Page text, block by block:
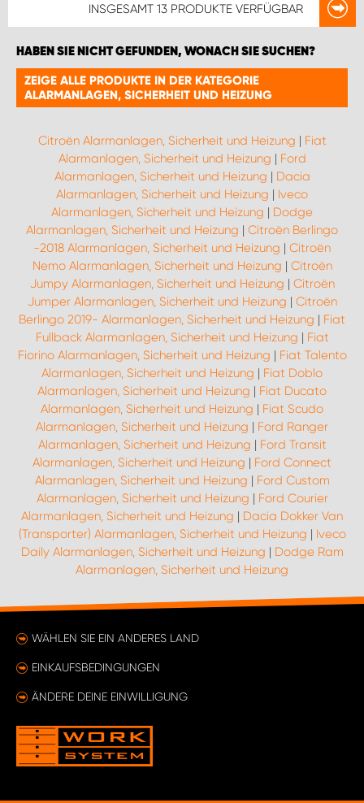
INSGESAMT 13 PRODUKTE VERFÜGBAR
HABEN SIE NICHT GEFUNDEN, WONACH SIE SUCHEN?
ZEIGE ALLE PRODUKTE IN DER KATEGORIE
ALARMANLAGEN, SICHERHEIT UND HEIZUNG
Citroën Alarmanlagen, Sicherheit und Heizung | Fiat
Alarmanlagen, Sicherheit und Heizung | Ford
Alarmanlagen, Sicherheit und Heizung | Dacia
Alarmanlagen, Sicherheit und Heizung | Iveco
Alarmanlagen, Sicherheit und Heizung | Dodge
Alarmanlagen, Sicherheit und Heizung | Citroën Berlingo
-2018 Alarmanlagen, Sicherheit und Heizung | Citroën
Nemo Alarmanlagen, Sicherheit und Heizung | Citroën
Jumpy Alarmanlagen, Sicherheit und Heizung | Citroën
Jumper Alarmanlagen, Sicherheit und Heizung | Citroën
Berlingo 2019- Alarmanlagen, Sicherheit und Heizung | Fiat
Fullback Alarmanlagen, Sicherheit und Heizung | Fiat
Fiorino Alarmanlagen, Sicherheit und Heizung | Fiat Talento
Alarmanlagen, Sicherheit und Heizung | Fiat Doblo
Alarmanlagen, Sicherheit und Heizung | Fiat Ducato
Alarmanlagen, Sicherheit und Heizung | Fiat Scudo
Alarmanlagen, Sicherheit und Heizung | Ford Ranger
Alarmanlagen, Sicherheit und Heizung | Ford Transit
Alarmanlagen, Sicherheit und Heizung | Ford Connect
Alarmanlagen, Sicherheit und Heizung | Ford Custom
Alarmanlagen, Sicherheit und Heizung | Ford Courier
Alarmanlagen, Sicherheit und Heizung | Dacia Dokker Van
(Transporter) Alarmanlagen, Sicherheit und Heizung | Iveco
Daily Alarmanlagen, Sicherheit und Heizung | Dodge Ram
Alarmanlagen, Sicherheit und Heizung
WÄHLEN SIE EIN ANDERES LAND
EINKAUFSBEDINGUNGEN
ÄNDERE DEINE EINWILLIGUNG